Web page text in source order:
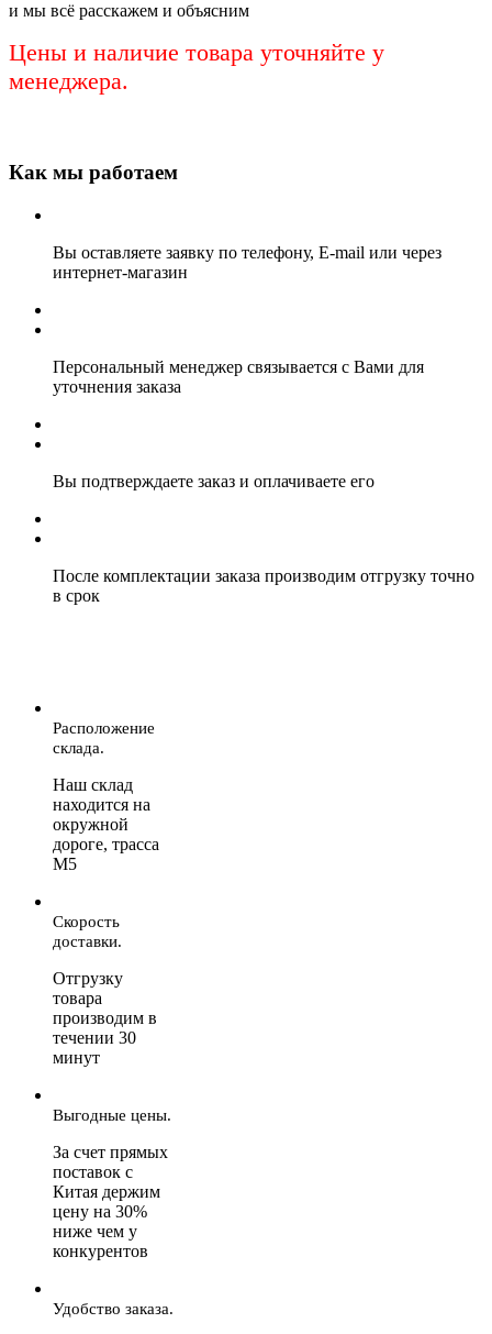
и мы всё расскажем и объясним
Цены и наличие товара уточняйте у
менеджера.
Как мы работаем
Вы оставляете заявку по телефону, E-mail или через
интернет-магазин
Персональный менеджер связывается с Вами для
уточнения заказа
Вы подтверждаете заказ и оплачиваете его
После комплектации заказа производим отгрузку точно
в срок
Расположение
склада.
Наш склад
находится на
окружной
дороге, трасса
М5
Скорость
доставки.
Отгрузку
товара
производим в
течении 30
минут
Выгодные цены.
За счет прямых
поставок с
Китая держим
цену на 30%
ниже чем у
конкурентов
Удобство заказа.